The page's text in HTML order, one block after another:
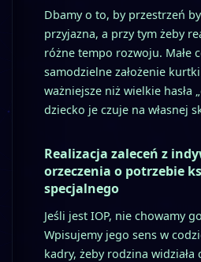
Dbamy o to, by przestrzeń
przyjazna, a przy tym żeby
różne tempo rozwoju. Małe
samodzielne założenie
ważniejsze niż wielkie hasła
dziecko je czuje na własnej
Realizacja zaleceń z
orzeczenia o potrzebie
specjalnego
Jeśli jest IOP, nie chowamy
Wpisujemy jego sens w
kadry, żeby rodzina widziała